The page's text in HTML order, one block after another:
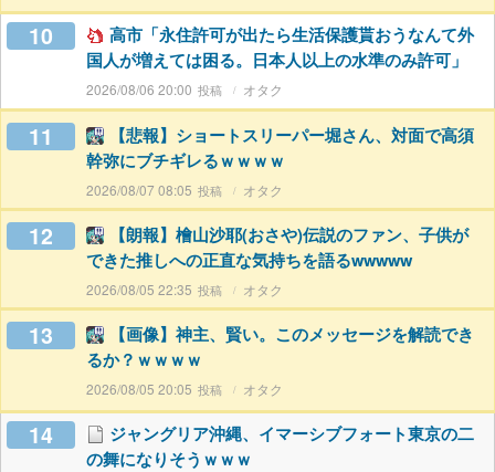
10
高市「永住許可が出たら生活保護貰おうなんて外
国人が増えては困る。日本人以上の水準のみ許可」
2026/08/06 20:00 オタク
11
【悲報】ショートスリーパー堀さん、対面で高須
幹弥にブチギレるｗｗｗｗ
2026/08/07 08:05 オタク
12
【朗報】檜山沙耶(おさや)伝説のファン、子供が
できた推しへの正直な気持ちを語るwwwww
2026/08/05 22:35 オタク
13
【画像】神主、賢い。このメッセージを解読でき
るか？ｗｗｗｗ
2026/08/05 20:05 オタク
14
ジャングリア沖縄、イマーシブフォート東京の二
の舞になりそうｗｗｗ